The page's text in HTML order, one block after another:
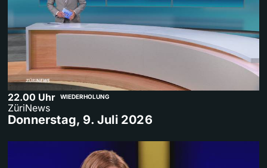
22.00 Uhr WIEDERHOLUNG
ZüriNews
Donnerstag, 9. Juli 2026